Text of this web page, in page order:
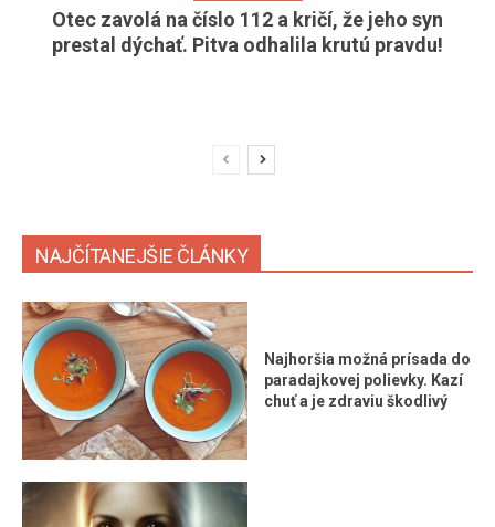
Otec zavolá na číslo 112 a kričí, že jeho syn
prestal dýchať. Pitva odhalila krutú pravdu!
NAJČÍTANEJŠIE ČLÁNKY
Najhoršia možná prísada do
paradajkovej polievky. Kazí
chuť a je zdraviu škodlivý